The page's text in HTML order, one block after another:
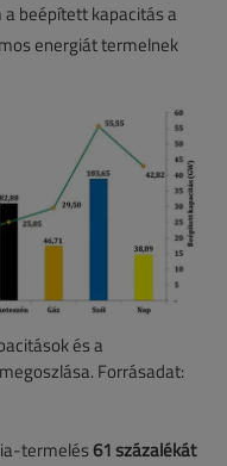
beépített kapacitás a
energiát termelnek
és a
Forrásadat:
termelés61 százalékát